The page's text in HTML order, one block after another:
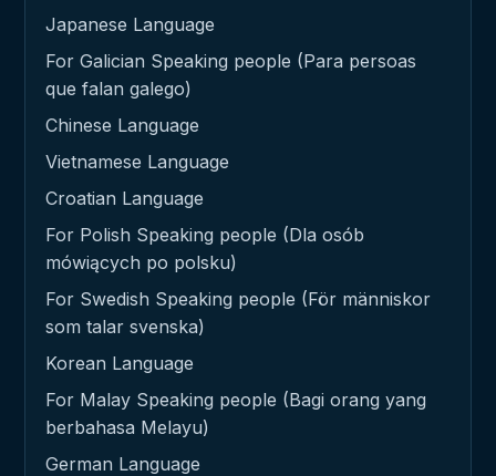
Japanese Language
For Galician Speaking people (Para persoas
que falan galego)
Chinese Language
Vietnamese Language
Croatian Language
For Polish Speaking people (Dla osób
mówiących po polsku)
For Swedish Speaking people (För människor
som talar svenska)
Korean Language
For Malay Speaking people (Bagi orang yang
berbahasa Melayu)
German Language